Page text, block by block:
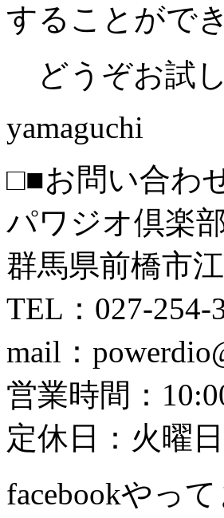
することがで
どうぞお試
yamaguchi
□■お問い合わ
パワジオ倶楽
群馬県前橋市
TEL：027-254-
mail：
営業時間：
定休日：火曜日
facebookやっ